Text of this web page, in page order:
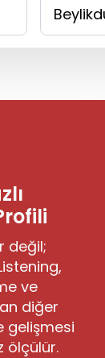
değil;
ve
diğer
gelişmesi
ölçülür.